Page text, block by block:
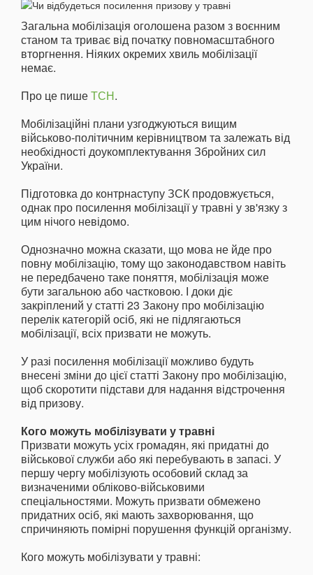
Загальна мобілізація оголошена разом з воєнним
станом та триває від початку повномасштабного
вторгнення. Ніяких окремих хвиль мобілізації
немає.
Про це пишеТСН.
Мобілізаційні плани узгоджуються вищим
військово-політичним керівництвом та залежать від
необхідності доукомплектування Збройних сил
України.
Підготовка до контрнаступу ЗСК продовжується,
однак про посилення мобілізації у травні у зв'язку з
цим нічого невідомо.
Однозначно можна сказати, що мова не йде про
повну мобілізацію, тому що законодавством навіть
не передбачено таке поняття, мобілізація може
бути загальною або частковою. І доки діє
закріплений у статті 23 Закону про мобілізацію
перелік категорій осіб, які не підлягаються
мобілізації, всіх призвати не можуть.
У разі посилення мобілізації можливо будуть
внесені зміни до цієї статті Закону про мобілізацію,
щоб скоротити підстави для надання відстрочення
від призову.
Кого можуть мобілізувати у травні
Призвати можуть усіх громадян, які придатні до
військової служби або які перебувають в запасі. У
першу чергу мобілізують особовий склад за
визначеними обліково-військовими
спеціальностями. Можуть призвати обмежено
придатних осіб, які мають захворювання, що
спричиняють помірні порушення функцій організму.
Кого можуть мобілізувати у травні: